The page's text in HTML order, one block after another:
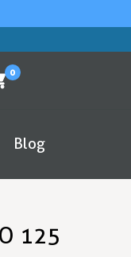
0
Blog
125